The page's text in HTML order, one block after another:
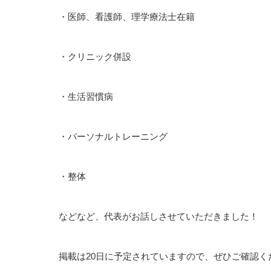
・医師、看護師、理学療法士在籍
・クリニック併設
・生活習慣病
・パーソナルトレーニング
・整体
などなど、代表がお話しさせていただきました！
掲載は20日に予定されていますので、ぜひご確認く